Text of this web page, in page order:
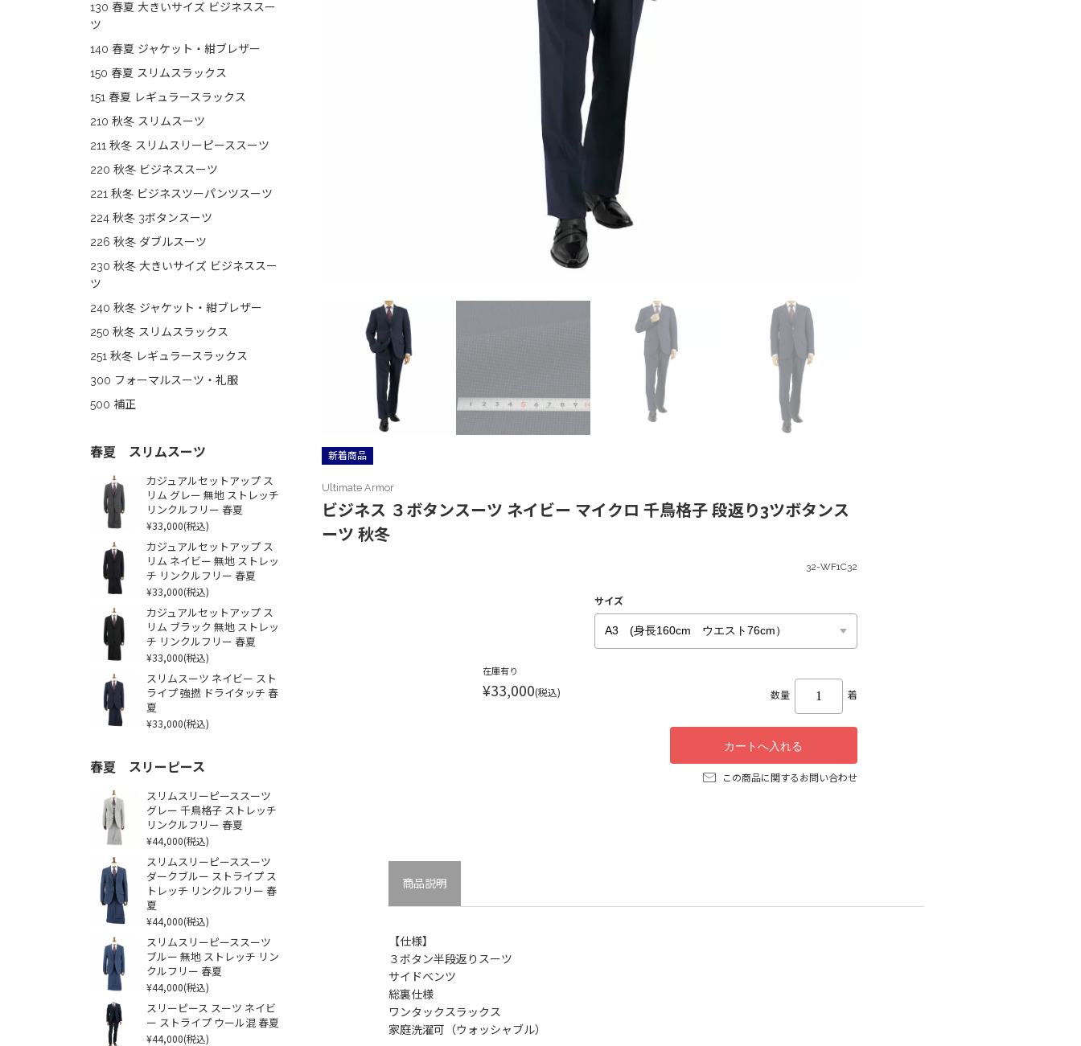
新着商品
Ultimate Armor
ビジネス ３ボタンスーツ ネイビー マイクロ 千鳥格子 段返り3ツボタンス
ーツ 秋冬
32-WF1C32
サイズ
在庫有り
¥33,000(税込) 数量 着
この商品に関するお問い合わせ
商品説明
【仕様】
３ボタン半段返りスーツ
サイドベンツ
総裏仕様
ワンタックスラックス
家庭洗濯可（ウォッシャブル）
130 春夏 大きいサイズ ビジネススー
ツ
140 春夏 ジャケット・紺ブレザー
150 春夏 スリムスラックス
151 春夏 レギュラースラックス
210 秋冬 スリムスーツ
211 秋冬 スリムスリーピーススーツ
220 秋冬 ビジネススーツ
221 秋冬 ビジネスツーパンツスーツ
224 秋冬 3ボタンスーツ
226 秋冬 ダブルスーツ
230 秋冬 大きいサイズ ビジネススー
ツ
240 秋冬 ジャケット・紺ブレザー
250 秋冬 スリムスラックス
251 秋冬 レギュラースラックス
300 フォーマルスーツ・礼服
500 補正
春夏 スリムスーツ
カジュアルセットアップ ス
リム グレー 無地 ストレッチ
リンクルフリー 春夏
¥33,000(税込)
カジュアルセットアップ ス
リム ネイビー 無地 ストレッ
チ リンクルフリー 春夏
¥33,000(税込)
カジュアルセットアップ ス
リム ブラック 無地 ストレッ
チ リンクルフリー 春夏
¥33,000(税込)
スリムスーツ ネイビー スト
ライプ 強撚 ドライタッチ 春
夏
¥33,000(税込)
春夏 スリーピース
スリムスリーピーススーツ
グレー 千鳥格子 ストレッチ
リンクルフリー 春夏
¥44,000(税込)
スリムスリーピーススーツ
ダークブルー ストライプ ス
トレッチ リンクルフリー 春
夏
¥44,000(税込)
スリムスリーピーススーツ
ブルー 無地 ストレッチ リン
クルフリー 春夏
¥44,000(税込)
スリーピース スーツ ネイビ
ー ストライプ ウール混 春夏
¥44,000(税込)